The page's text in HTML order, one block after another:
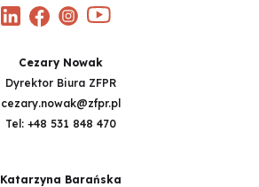
Cezary Nowak
Dyrektor Biura ZFPR
cezary.nowak@zfpr.pl
Tel: +48 531 848 470
Katarzyna Barańska